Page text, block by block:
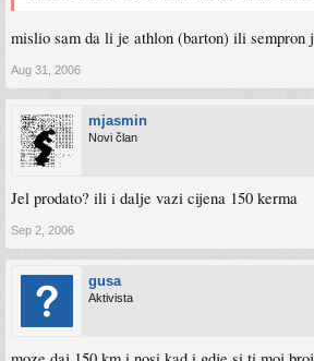
mislio sam da li je athlon (barton) ili sempron
Aug 31, 2006
mjasmin
Novi član
Jel prodato? ili i dalje vazi cijena 150 kerma
Sep 2, 2006
gusa
Aktivista